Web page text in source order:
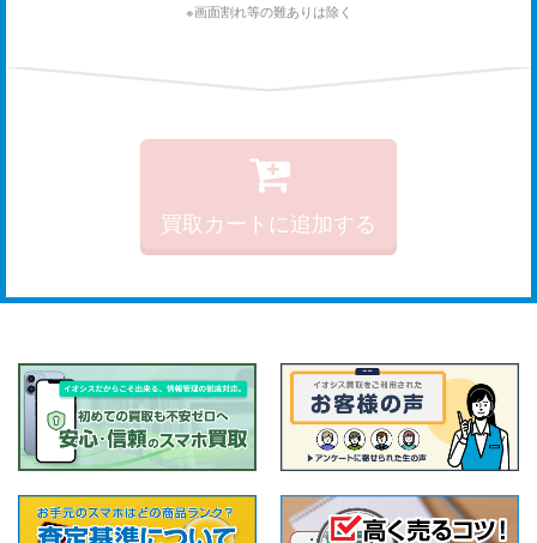
※画面割れ等の難ありは除く
買取カートに追加する